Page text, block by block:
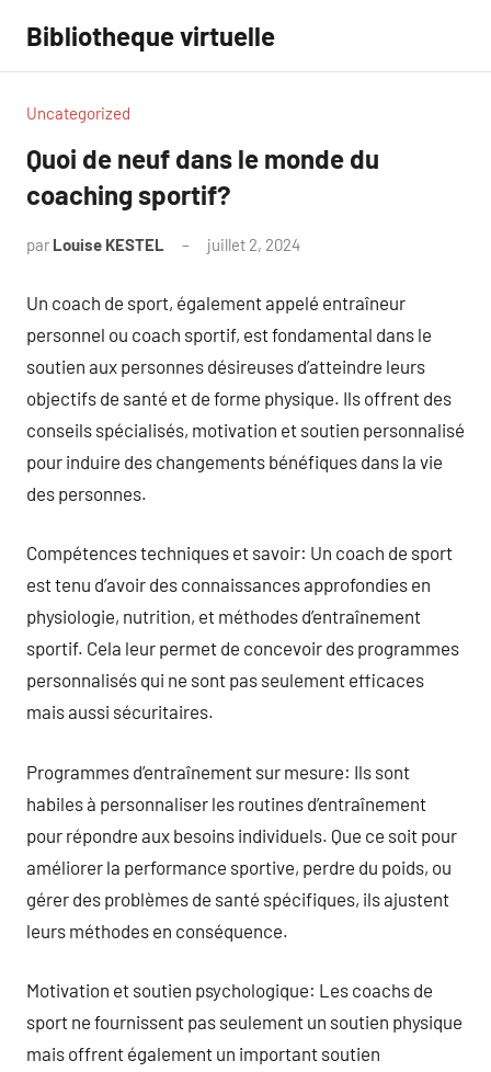
contenu
Bibliotheque virtuelle
Uncategorized
Quoi de neuf dans le monde du
coaching sportif?
par Louise KESTEL juillet 2, 2024
Un coach de sport, également appelé entraîneur
personnel ou coach sportif, est fondamental dans le
soutien aux personnes désireuses d’atteindre leurs
objectifs de santé et de forme physique. Ils offrent des
conseils spécialisés, motivation et soutien personnalisé
pour induire des changements bénéfiques dans la vie
des personnes.
Compétences techniques et savoir: Un coach de sport
est tenu d’avoir des connaissances approfondies en
physiologie, nutrition, et méthodes d’entraînement
sportif. Cela leur permet de concevoir des programmes
personnalisés qui ne sont pas seulement efficaces
mais aussi sécuritaires.
Programmes d’entraînement sur mesure: Ils sont
habiles à personnaliser les routines d’entraînement
pour répondre aux besoins individuels. Que ce soit pour
améliorer la performance sportive, perdre du poids, ou
gérer des problèmes de santé spécifiques, ils ajustent
leurs méthodes en conséquence.
Motivation et soutien psychologique: Les coachs de
sport ne fournissent pas seulement un soutien physique
mais offrent également un important soutien